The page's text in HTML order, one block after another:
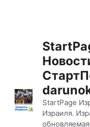
StartPage
Израиля.